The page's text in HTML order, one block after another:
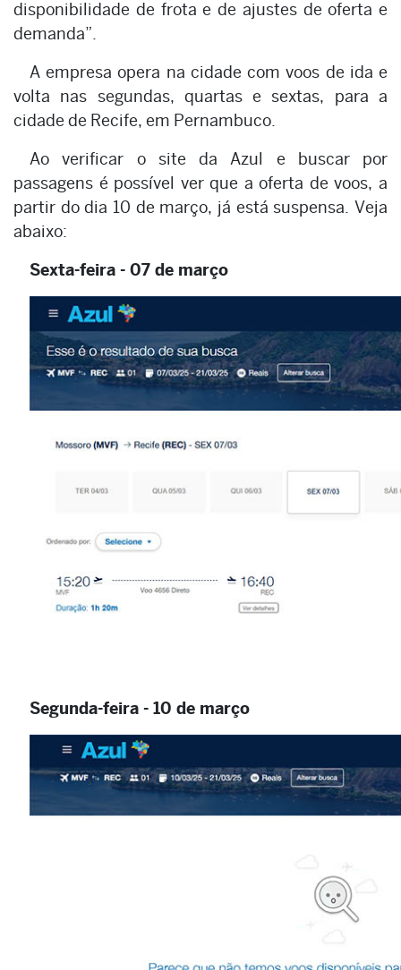
disponibilidade de frota e de ajustes de oferta e
demanda”.
A empresa opera na cidade com voos de ida e
volta nas segundas, quartas e sextas, para a
cidade de Recife, em Pernambuco.
Ao verificar o site da Azul e buscar por
passagens é possível ver que a oferta de voos, a
partir do dia 10 de março, já está suspensa. Veja
abaixo:
Sexta-feira - 07 de março
Segunda-feira - 10 de março